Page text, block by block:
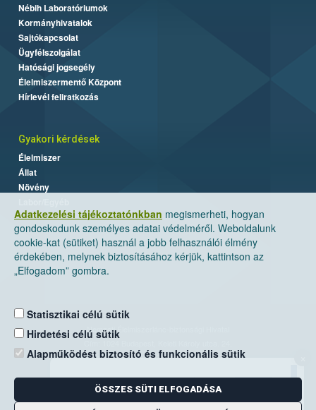
Adatkezelési tájékoztatónkban megismerheti, hogyan
gondoskodunk személyes adatai védelméről. Weboldalunk
cookie-kat (sütiket) használ a jobb felhasználói élmény
érdekében, melynek biztosításához kérjük, kattintson az
„Elfogadom” gombra.
Statisztikai célú sütik
Hirdetési célú sütik
Alapműködést biztosító és funkcionális sütik
ÖSSZES SÜTI ELFOGADÁSA
Nébih Laboratóriumok
Kormányhivatalok
Sajtókapcsolat
Ügyfélszolgálat
Hatósági jogsegély
Élelmiszermentő Központ
Hírlevél feliratkozás
Gyakori kérdések
Élelmiszer
Állat
Növény
Nemzeti Élelmiszerlánc-biztonsági Hivatal
Levelezési cím: 1525 Budapest. Pf. 30.
E-mail:ugyfelszolgalat@nebih.gov.hu